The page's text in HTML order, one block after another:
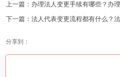
书填写的格式可以根据网上
完毕之后需要签上公司法人
上公司的公章。填写完毕之
照相关证明材料，比如营
上一篇：
下一篇：
分享到：